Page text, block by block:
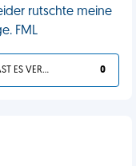
rutschte meine
FML
DU HAST ES VERDIENT 0